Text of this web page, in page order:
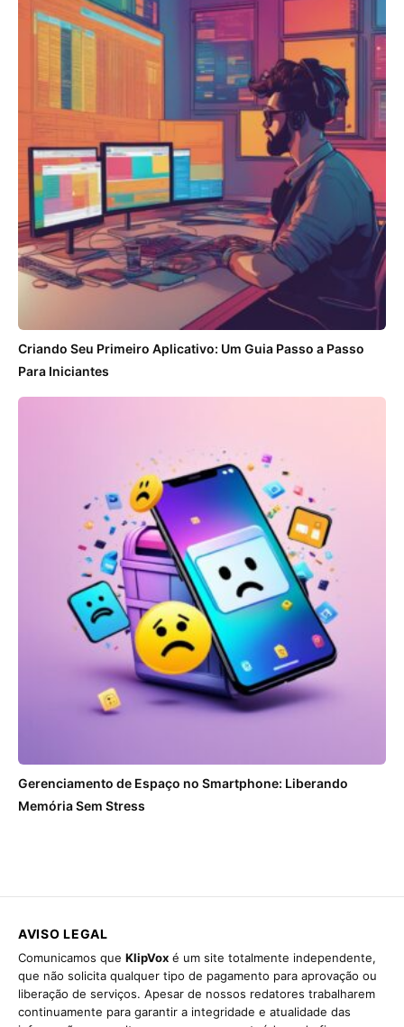
Criando Seu Primeiro Aplicativo: Um Guia Passo a Passo
Para Iniciantes
Gerenciamento de Espaço no Smartphone: Liberando
Memória Sem Stress
AVISO LEGAL
Comunicamos que KlipVox é um site totalmente independente,
que não solicita qualquer tipo de pagamento para aprovação ou
liberação de serviços. Apesar de nossos redatores trabalharem
continuamente para garantir a integridade e atualidade das